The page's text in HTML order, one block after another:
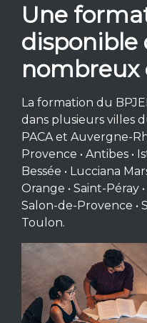
Une
disponible
nombreux
La formation du
dans plusieurs villes
PACA et Auvergne-
Provence • Antibes •
Bessée • Lucciana
Orange • Saint-Péray
Salon-de-Provence •
Toulon.